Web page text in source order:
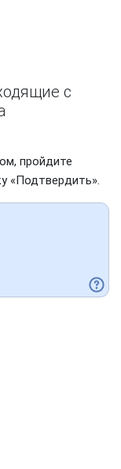
с
пройдите
«Подтвердить».